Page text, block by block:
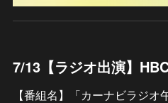
【番組名】「カーナビラジ